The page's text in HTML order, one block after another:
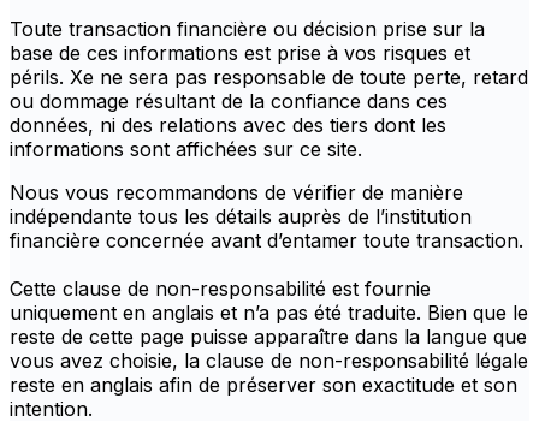
Toute transaction financière ou décision prise sur la
base de ces informations est prise à vos risques et
périls. Xe ne sera pas responsable de toute perte, retard
ou dommage résultant de la confiance dans ces
données, ni des relations avec des tiers dont les
informations sont affichées sur ce site.
Nous vous recommandons de vérifier de manière
indépendante tous les détails auprès de l’institution
financière concernée avant d’entamer toute transaction.
Cette clause de non-responsabilité est fournie
uniquement en anglais et n’a pas été traduite. Bien que le
reste de cette page puisse apparaître dans la langue que
vous avez choisie, la clause de non-responsabilité légale
reste en anglais afin de préserver son exactitude et son
intention.